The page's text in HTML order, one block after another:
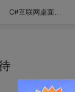
C#互联网桌面应用